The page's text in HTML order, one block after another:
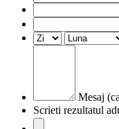
Mesaj
Scrieti rezultatul